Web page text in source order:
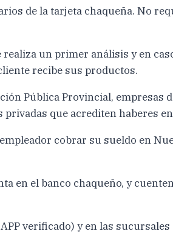
de la tarjeta chaqueña. No
un primer análisis y en
recibe sus productos.
Pública Provincial, empresas
que acrediten haberes
cobrar su sueldo en
en el banco chaqueño, y
verificado) y en las